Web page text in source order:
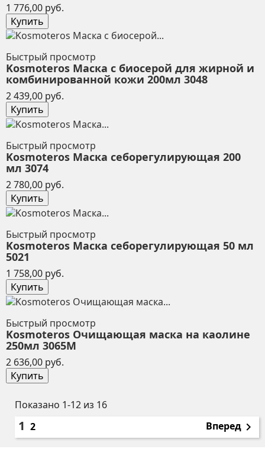
1 776,00 руб.
Купить
Быстрый просмотр
Kosmoteros Маска с биосерой для жирной и
комбинированной кожи 200мл 3048
2 439,00 руб.
Купить
Быстрый просмотр
Kosmoteros Маска себорегулирующая 200
мл 3074
2 780,00 руб.
Купить
Быстрый просмотр
Kosmoteros Маска себорегулирующая 50 мл
5021
1 758,00 руб.
Купить
Быстрый просмотр
Kosmoteros Очищающая маска на каолине
250мл 3065М
2 636,00 руб.
Купить
Показано 1-12 из 16
1 2 Вперед 